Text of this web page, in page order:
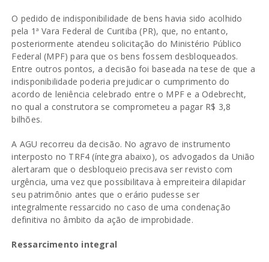
O pedido de indisponibilidade de bens havia sido acolhido
pela 1ª Vara Federal de Curitiba (PR), que, no entanto,
posteriormente atendeu solicitação do Ministério Público
Federal (MPF) para que os bens fossem desbloqueados.
Entre outros pontos, a decisão foi baseada na tese de que a
indisponibilidade poderia prejudicar o cumprimento do
acordo de leniência celebrado entre o MPF e a Odebrecht,
no qual a construtora se comprometeu a pagar R$ 3,8
bilhões.
A AGU recorreu da decisão. No agravo de instrumento
interposto no TRF4 (íntegra abaixo), os advogados da União
alertaram que o desbloqueio precisava ser revisto com
urgência, uma vez que possibilitava à empreiteira dilapidar
seu patrimônio antes que o erário pudesse ser
integralmente ressarcido no caso de uma condenação
definitiva no âmbito da ação de improbidade.
Ressarcimento integral